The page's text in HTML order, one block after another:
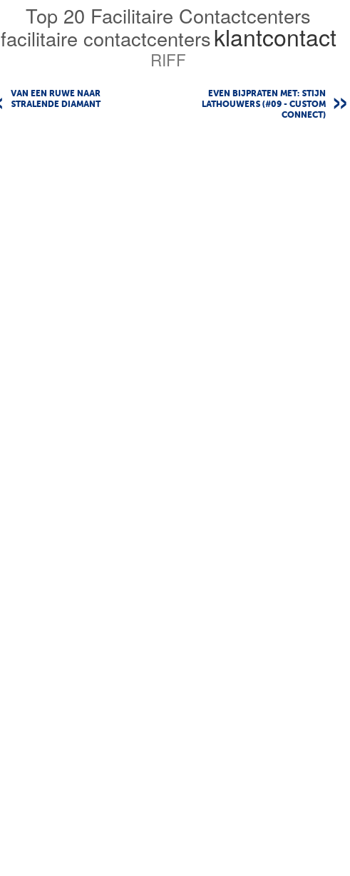
Top 20 Facilitaire Contactcenters
facilitaire contactcentersklantcontact
RIFF
VAN EEN RUWE NAAR
STRALENDE DIAMANT
EVEN BIJPRATEN MET: STIJN
LATHOUWERS (#09 - CUSTOM
CONNECT)